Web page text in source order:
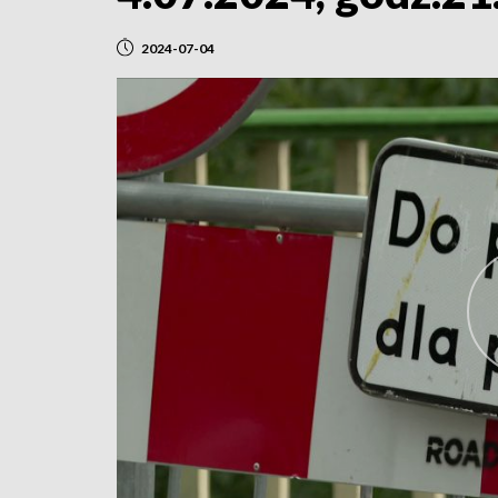
2024-07-04